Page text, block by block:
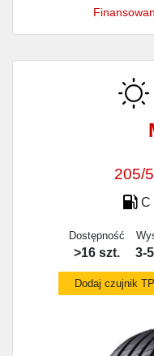
205/
C
Dostępność
>16 szt. 3-
Dodaj czujnik